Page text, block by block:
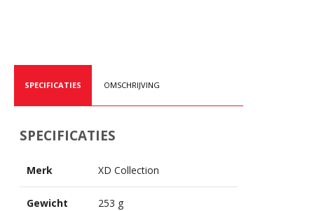
SPECIFICATIES OMSCHRIJVING
SPECIFICATIES
Merk XD Collection
Gewicht 253 g